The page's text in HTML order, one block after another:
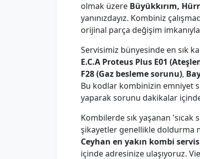
olmak üzere Büyükkırım,
yanınızdayız. Kombiniz
orijinal parça değişim
Servisimiz bünyesinde en sık
E.C.A Proteus Plus E01
F28 (Gaz besleme sorunu),
Bu kodlar kombinizin emniyet
yaparak sorunu dakikalar
Kombilerde sık yaşanan
şikayetler genellikle doldurma
Ceyhan en yakın kombi
içinde adresinize ulaşıyoruz.